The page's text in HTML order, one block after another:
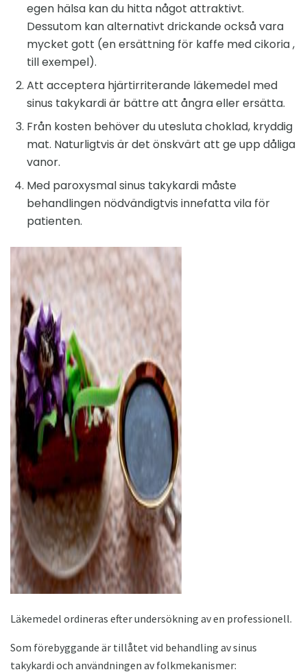
egen hälsa kan du hitta något attraktivt.
Dessutom kan alternativt drickande också vara
mycket gott (en ersättning för kaffe med cikoria ,
till exempel).
Att acceptera hjärtirriterande läkemedel med
sinus takykardi är bättre att ångra eller ersätta.
Från kosten behöver du utesluta choklad, kryddig
mat. Naturligtvis är det önskvärt att ge upp dåliga
vanor.
Med paroxysmal sinus takykardi måste
behandlingen nödvändigtvis innefatta vila för
patienten.
ad
Läkemedel ordineras efter undersökning av en professionell.
Som förebyggande är tillåtet vid behandling av sinus
takykardi och användningen av folkmekanismer: